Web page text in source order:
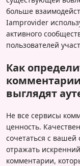
больше
Iamprovider
активного
пользователей
Как
выглядят
Не все сервисы
ценность.
сочетаться с
отражать
комментарии,